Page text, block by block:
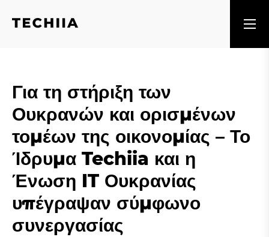
Για τη στήριξη των
Ουκρανών και ορισμένων
τομέων της οικονομίας – Το
Ίδρυμα Techiia και η
Ένωση IT Ουκρανίας
υπέγραψαν σύμφωνο
συνεργασίας